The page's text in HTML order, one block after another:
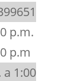
p.m.
p.m
a 1:00